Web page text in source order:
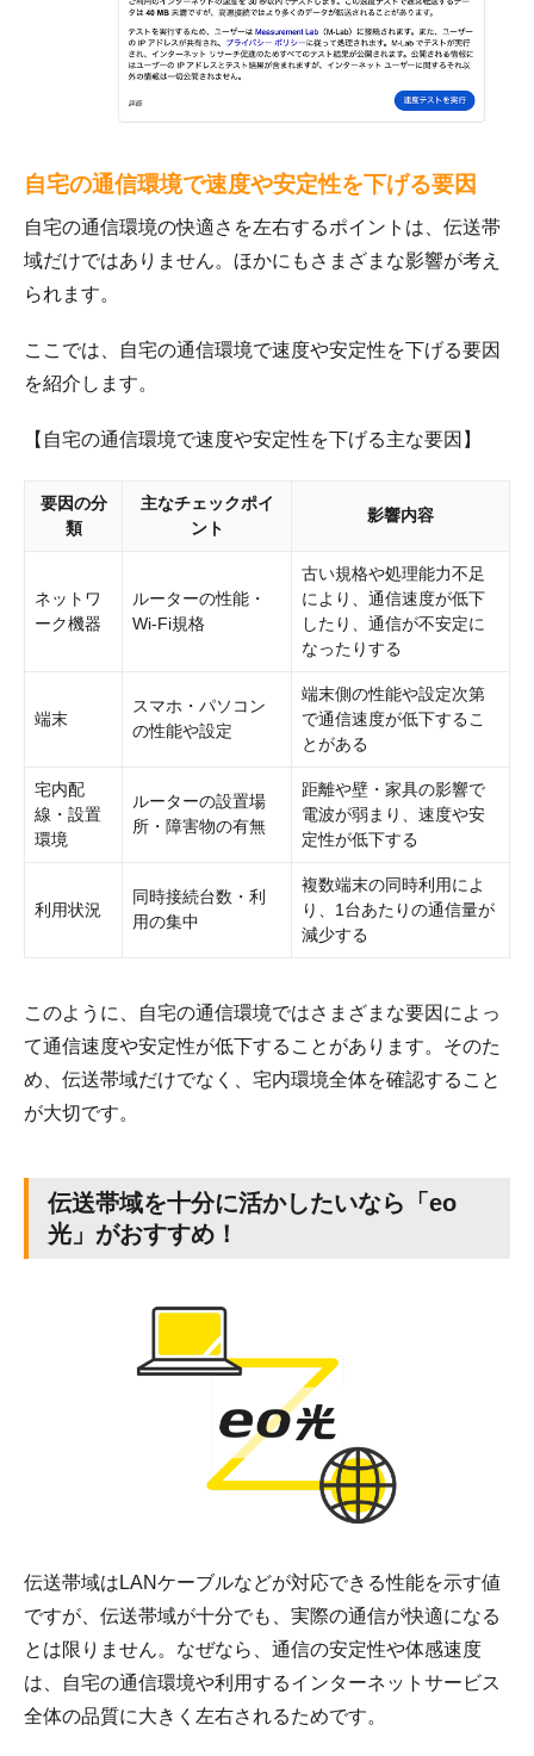
自宅の通信環境で速度や安定性を下げる要因
自宅の通信環境の快適さを左右するポイントは、伝送帯
域だけではありません。ほかにもさまざまな影響が考え
られます。
ここでは、自宅の通信環境で速度や安定性を下げる要因
を紹介します。
【自宅の通信環境で速度や安定性を下げる主な要因】
要因の分
類
主なチェックポイ
ント
影響内容
ネットワ
ーク機器
ルーターの性能・
Wi-Fi規格
古い規格や処理能力不足
により、通信速度が低下
したり、通信が不安定に
なったりする
端末
スマホ・パソコン
の性能や設定
端末側の性能や設定次第
で通信速度が低下するこ
とがある
宅内配
線・設置
環境
ルーターの設置場
所・障害物の有無
距離や壁・家具の影響で
電波が弱まり、速度や安
定性が低下する
利用状況
同時接続台数・利
用の集中
複数端末の同時利用によ
り、1台あたりの通信量が
減少する
このように、自宅の通信環境ではさまざまな要因によっ
て通信速度や安定性が低下することがあります。そのた
め、伝送帯域だけでなく、宅内環境全体を確認すること
が大切です。
伝送帯域を十分に活かしたいなら「eo
光」がおすすめ！
伝送帯域はLANケーブルなどが対応できる性能を示す値
ですが、伝送帯域が十分でも、実際の通信が快適になる
とは限りません。なぜなら、通信の安定性や体感速度
は、自宅の通信環境や利用するインターネットサービス
全体の品質に大きく左右されるためです。